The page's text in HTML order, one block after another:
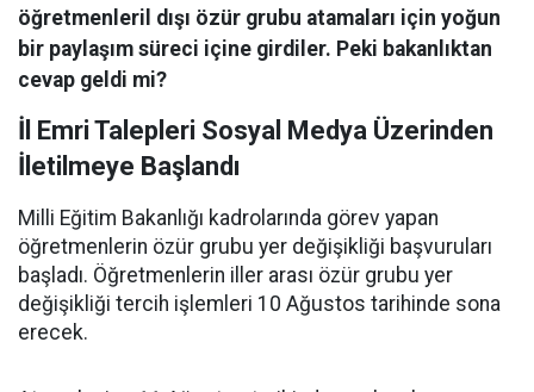
öğretmenleril dışı özür grubu atamaları için yoğun
bir paylaşım süreci içine girdiler. Peki bakanlıktan
cevap geldi mi?
İl Emri Talepleri Sosyal Medya Üzerinden
İletilmeye Başlandı
Milli Eğitim Bakanlığı kadrolarında görev yapan
öğretmenlerin özür grubu yer değişikliği başvuruları
başladı. Öğretmenlerin iller arası özür grubu yer
değişikliği tercih işlemleri 10 Ağustos tarihinde sona
erecek.